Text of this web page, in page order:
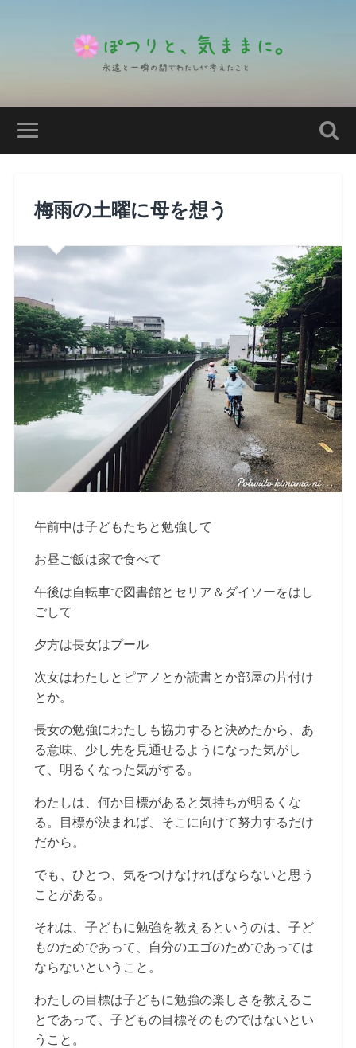
梅雨の土曜に母を想う
午前中は子どもたちと勉強して
お昼ご飯は家で食べて
午後は自転車で図書館とセリア＆ダイソーをはし
ごして
夕方は長女はプール
次女はわたしとピアノとか読書とか部屋の片付け
とか。
長女の勉強にわたしも協力すると決めたから、あ
る意味、少し先を見通せるようになった気がし
て、明るくなった気がする。
わたしは、何か目標があると気持ちが明るくな
る。目標が決まれば、そこに向けて努力するだけ
だから。
でも、ひとつ、気をつけなければならないと思う
ことがある。
それは、子どもに勉強を教えるというのは、子ど
ものためであって、自分のエゴのためであっては
ならないということ。
わたしの目標は子どもに勉強の楽しさを教えるこ
とであって、子どもの目標そのものではないとい
うこと。